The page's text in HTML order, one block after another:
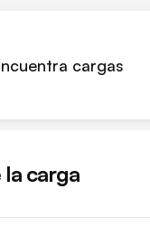
cargas
carga